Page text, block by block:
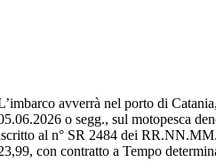
avverrà nel porto di
o segg., sul motopesca
al n° SR 2484 dei
con contratto a Tempo